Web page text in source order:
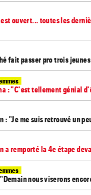
ouvert... toutes les
fait passer pro trois
: "C'est tellement génial
: "Je me suis retrouvé un
a remporté la 4e étape
nous viserons